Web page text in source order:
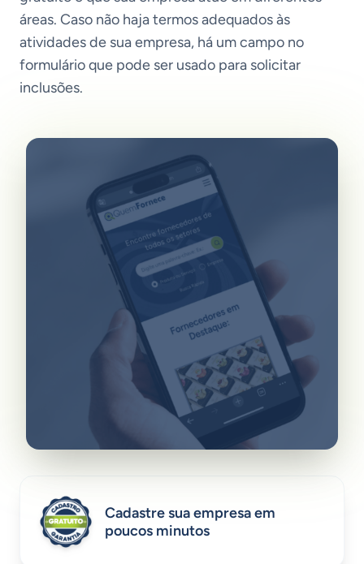
áreas. Caso não haja termos adequados às
atividades de sua empresa, há um campo no
formulário que pode ser usado para solicitar
inclusões.
Cadastre sua empresa em
poucos minutos